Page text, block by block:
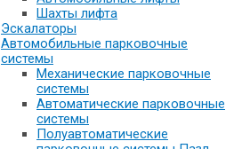
Шахты лифта
Эскалаторы
Автомобильные парковочные
системы
Механические парковочные
системы
Автоматические парковочные
системы
Полуавтоматические